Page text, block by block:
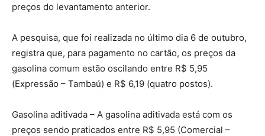
preços do levantamento anterior.
A pesquisa, que foi realizada no último dia 6 de outubro,
registra que, para pagamento no cartão, os preços da
gasolina comum estão oscilando entre R$ 5,95
(Expressão – Tambaú) e R$ 6,19 (quatro postos).
Gasolina aditivada – A gasolina aditivada está com os
preços sendo praticados entre R$ 5,95 (Comercial –